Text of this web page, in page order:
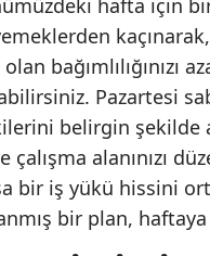
hafta için
Pazartesi
belirgin şekilde
çalışma alanınızı
bir iş yükü hissini
bir plan,